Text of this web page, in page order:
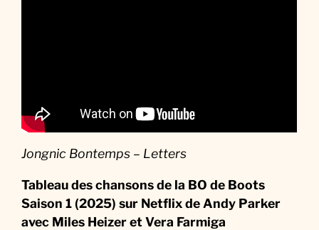
Jongnic Bontemps – Letters
Tableau des chansons de la BO de Boots
Saison 1 (2025) sur Netflix de Andy Parker
avec Miles Heizer et Vera Farmiga